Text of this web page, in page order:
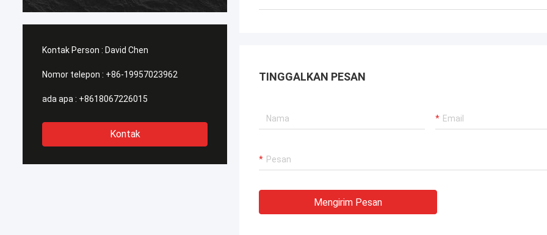
Kontak Person : David Chen
Nomor telepon : +86-19957023962
ada apa : +8618067226015
Kontak
TINGGALKAN PESAN
Mengirim Pesan